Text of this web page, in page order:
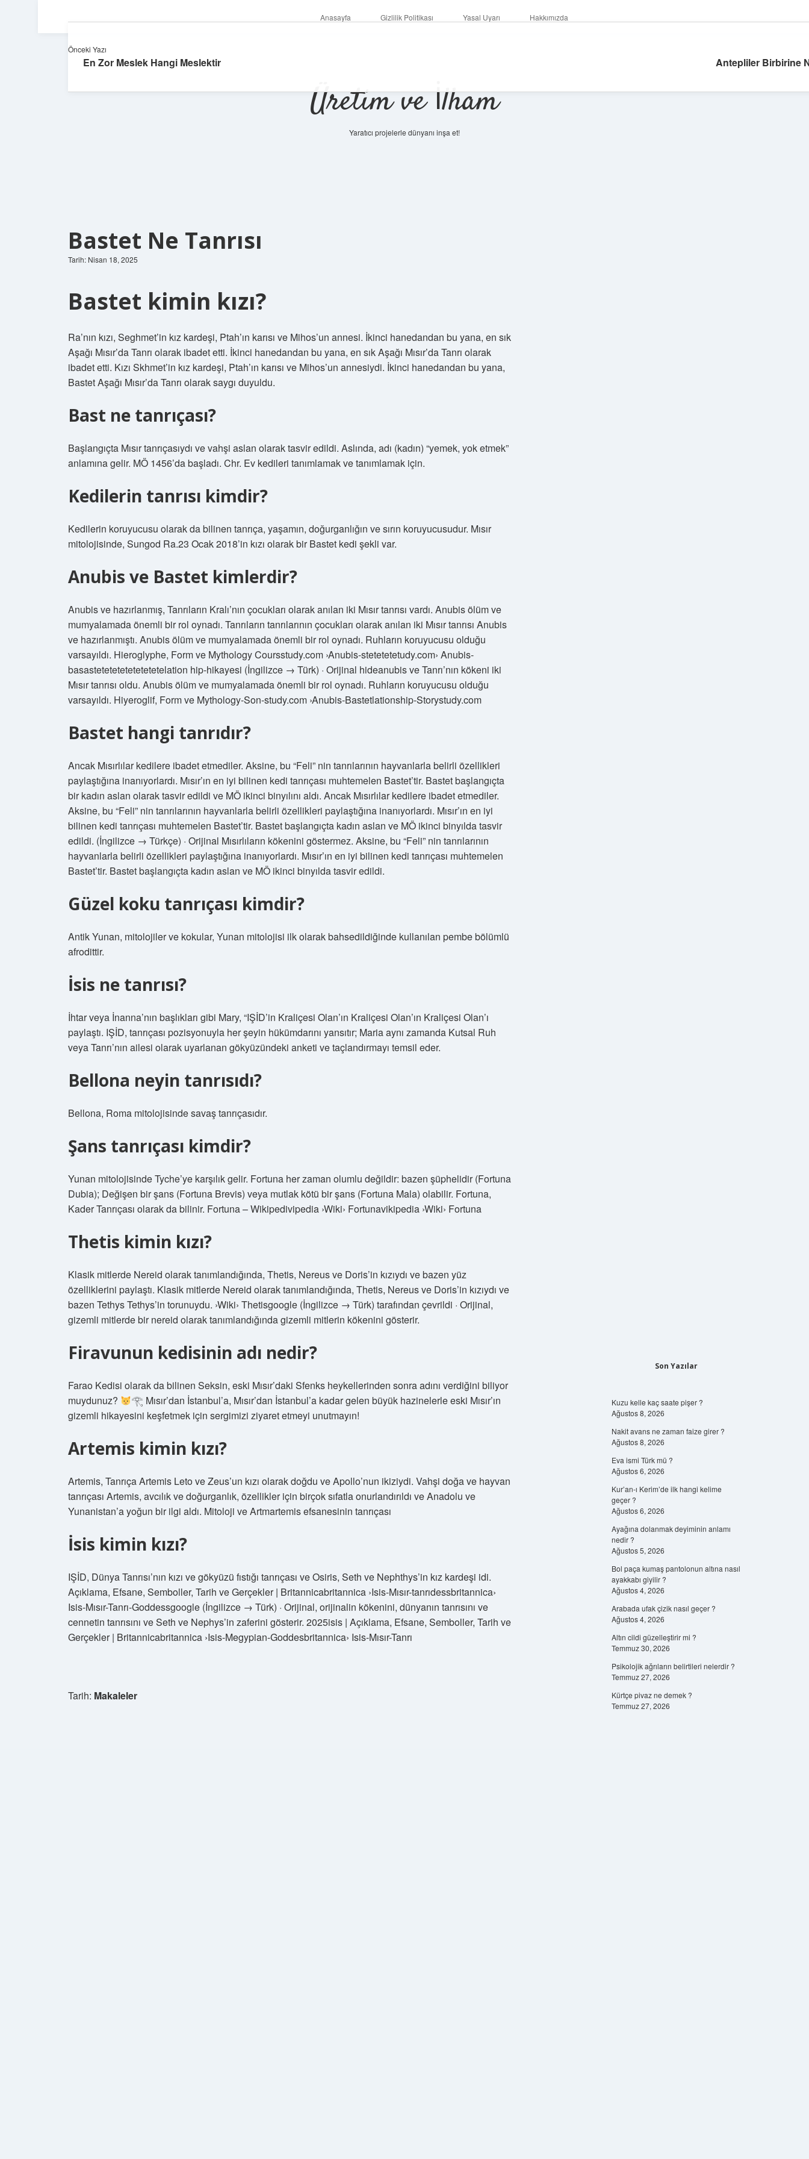
Anasayfa Gizlilik Politikası Yasal Uyarı Hakkımızda
Üretim ve İlham
Yaratıcı projelerle dünyanı inşa et!
Bastet Ne Tanrısı
Tarih: Nisan 18, 2025
Bastet kimin kızı?
Ra’nın kızı, Seghmet’in kız kardeşi, Ptah’ın karısı ve Mihos’un annesi. İkinci hanedandan bu yana, en sık
Aşağı Mısır’da Tanrı olarak ibadet etti. İkinci hanedandan bu yana, en sık Aşağı Mısır’da Tanrı olarak
ibadet etti. Kızı Skhmet’in kız kardeşi, Ptah’ın karısı ve Mihos’un annesiydi. İkinci hanedandan bu yana,
Bastet Aşağı Mısır’da Tanrı olarak saygı duyuldu.
Bast ne tanrıçası?
Başlangıçta Mısır tanrıçasıydı ve vahşi aslan olarak tasvir edildi. Aslında, adı (kadın) “yemek, yok etmek”
anlamına gelir. MÖ 1456’da başladı. Chr. Ev kedileri tanımlamak ve tanımlamak için.
Kedilerin tanrısı kimdir?
Kedilerin koruyucusu olarak da bilinen tanrıça, yaşamın, doğurganlığın ve sırın koruyucusudur. Mısır
mitolojisinde, Sungod Ra.23 Ocak 2018’in kızı olarak bir Bastet kedi şekli var.
Anubis ve Bastet kimlerdir?
Anubis ve hazırlanmış, Tanrıların Kralı’nın çocukları olarak anılan iki Mısır tanrısı vardı. Anubis ölüm ve
mumyalamada önemli bir rol oynadı. Tanrıların tanrılarının çocukları olarak anılan iki Mısır tanrısı Anubis
ve hazırlanmıştı. Anubis ölüm ve mumyalamada önemli bir rol oynadı. Ruhların koruyucusu olduğu
varsayıldı. Hieroglyphe, Form ve Mythology Coursstudy.com ›Anubis-stetetetetudy.com› Anubis-
basastetetetetetetetetelation hip-hikayesi (İngilizce → Türk) · Orijinal hideanubis ve Tanrı’nın kökeni iki
Mısır tanrısı oldu. Anubis ölüm ve mumyalamada önemli bir rol oynadı. Ruhların koruyucusu olduğu
varsayıldı. Hiyeroglif, Form ve Mythology-Son-study.com ›Anubis-Bastetlationship-Storystudy.com
Bastet hangi tanrıdır?
Ancak Mısırlılar kedilere ibadet etmediler. Aksine, bu “Feli” nin tanrılarının hayvanlarla belirli özellikleri
paylaştığına inanıyorlardı. Mısır’ın en iyi bilinen kedi tanrıçası muhtemelen Bastet’tir. Bastet başlangıçta
bir kadın aslan olarak tasvir edildi ve MÖ ikinci binyılını aldı. Ancak Mısırlılar kedilere ibadet etmediler.
Aksine, bu “Feli” nin tanrılarının hayvanlarla belirli özellikleri paylaştığına inanıyorlardı. Mısır’ın en iyi
bilinen kedi tanrıçası muhtemelen Bastet’tir. Bastet başlangıçta kadın aslan ve MÖ ikinci binyılda tasvir
edildi. (İngilizce → Türkçe) · Orijinal Mısırlıların kökenini göstermez. Aksine, bu “Feli” nin tanrılarının
hayvanlarla belirli özellikleri paylaştığına inanıyorlardı. Mısır’ın en iyi bilinen kedi tanrıçası muhtemelen
Bastet’tir. Bastet başlangıçta kadın aslan ve MÖ ikinci binyılda tasvir edildi.
Güzel koku tanrıçası kimdir?
Antik Yunan, mitolojiler ve kokular, Yunan mitolojisi ilk olarak bahsedildiğinde kullanılan pembe bölümlü
afrodittir.
İsis ne tanrısı?
İhtar veya İnanna’nın başlıkları gibi Mary, “IŞİD’in Kraliçesi Olan’ın Kraliçesi Olan’ın Kraliçesi Olan’ı
paylaştı. IŞİD, tanrıçası pozisyonuyla her şeyin hükümdarını yansıtır; Maria aynı zamanda Kutsal Ruh
veya Tanrı’nın ailesi olarak uyarlanan gökyüzündeki anketi ve taçlandırmayı temsil eder.
Bellona neyin tanrısıdı?
Bellona, ​​Roma mitolojisinde savaş tanrıçasıdır.
Şans tanrıçası kimdir?
Yunan mitolojisinde Tyche’ye karşılık gelir. Fortuna her zaman olumlu değildir: bazen şüphelidir (Fortuna
Dubia); Değişen bir şans (Fortuna Brevis) veya mutlak kötü bir şans (Fortuna Mala) olabilir. Fortuna,
Kader Tanrıçası olarak da bilinir. Fortuna – Wikipedivipedia ›Wiki› Fortunavikipedia ›Wiki› Fortuna
Thetis kimin kızı?
Klasik mitlerde Nereid olarak tanımlandığında, Thetis, Nereus ve Doris’in kızıydı ve bazen yüz
özelliklerini paylaştı. Klasik mitlerde Nereid olarak tanımlandığında, Thetis, Nereus ve Doris’in kızıydı ve
bazen Tethys Tethys’in torunuydu. ›Wiki› Thetisgoogle (İngilizce → Türk) tarafından çevrildi · Orijinal,
gizemli mitlerde bir nereid olarak tanımlandığında gizemli mitlerin kökenini gösterir.
Firavunun kedisinin adı nedir?
Farao Kedisi olarak da bilinen Seksin, eski Mısır’daki Sfenks heykellerinden sonra adını verdiğini biliyor
muydunuz?
𓂀 Mısır’dan İstanbul’a, Mısır’dan İstanbul’a kadar gelen büyük hazinelerle eski Mısır’ın
gizemli hikayesini keşfetmek için sergimizi ziyaret etmeyi unutmayın!
Artemis kimin kızı?
Artemis, Tanrıça Artemis Leto ve Zeus’un kızı olarak doğdu ve Apollo’nun ikiziydi. Vahşi doğa ve hayvan
tanrıçası Artemis, avcılık ve doğurganlık, özellikler için birçok sıfatla onurlandırıldı ve Anadolu ve
Yunanistan’a yoğun bir ilgi aldı. Mitoloji ve Artmartemis efsanesinin tanrıçası
İsis kimin kızı?
IŞİD, Dünya Tanrısı’nın kızı ve gökyüzü fıstığı tanrıçası ve Osiris, Seth ve Nephthys’in kız kardeşi idi.
Açıklama, Efsane, Semboller, Tarih ve Gerçekler | Britannicabritannica ›Isis-Mısır-tanrıdessbritannica›
Isis-Mısır-Tanrı-Goddessgoogle (İngilizce → Türk) · Orijinal, orijinalin kökenini, dünyanın tanrısını ve
cennetin tanrısını ve Seth ve Nephys’in zaferini gösterir. 2025isis | Açıklama, Efsane, Semboller, Tarih ve
Gerçekler | Britannicabritannica ›Isis-Megypian-Goddesbritannica› Isis-Mısır-Tanrı
Tarih: Makaleler
Önceki Yazı
En Zor Meslek Hangi Meslektir Antepliler Birbirine
Son Yazılar
Kuzu kelle kaç saate pişer ?
Ağustos 8, 2026
Nakit avans ne zaman faize girer ?
Ağustos 8, 2026
Eva ismi Türk mü ?
Ağustos 6, 2026
Kur’an-ı Kerim’de ilk hangi kelime
geçer ?
Ağustos 6, 2026
Ayağına dolanmak deyiminin anlamı
nedir ?
Ağustos 5, 2026
Bol paça kumaş pantolonun altına nasıl
ayakkabı giyilir ?
Ağustos 4, 2026
Arabada ufak çizik nasıl geçer ?
Ağustos 4, 2026
Altın cildi güzelleştirir mi ?
Temmuz 30, 2026
Psikolojik ağrıların belirtileri nelerdir ?
Temmuz 27, 2026
Kürtçe pivaz ne demek ?
Temmuz 27, 2026